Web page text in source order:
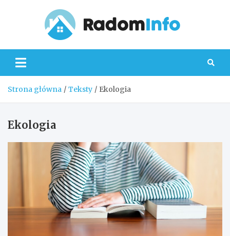
Strona główna Teksty Ekologia
Ekologia